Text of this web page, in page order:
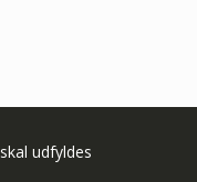
skal udfyldes